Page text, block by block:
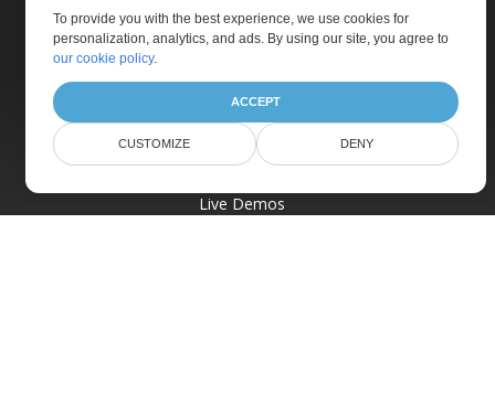
Home
New Releases
Pricing
Docs
Live Demos
To provide you with the best experience, we use cookies for
personalization, analytics, and ads. By using our site, you agree to
our cookie policy.
ACCEPT
CUSTOMIZE DENY